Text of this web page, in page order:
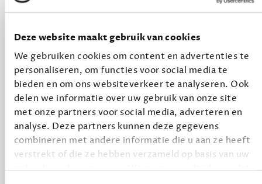
Deze website maakt gebruik van cookies
We gebruiken cookies om content en advertenties te
personaliseren, om functies voor social media te
bieden en om ons websiteverkeer te analyseren. Ook
delen we informatie over uw gebruik van onze site
met onze partners voor social media, adverteren en
analyse. Deze partners kunnen deze gegevens
combineren met andere informatie die u aan ze heeft
verstrekt of die ze hebben verzameld op basis van uw
halen.
12,50 per maand, incl. verzending
Geef cadeau
Alles van Dewey Free
Word een bovengemiddelde lezer met 6 boeken
per jaar